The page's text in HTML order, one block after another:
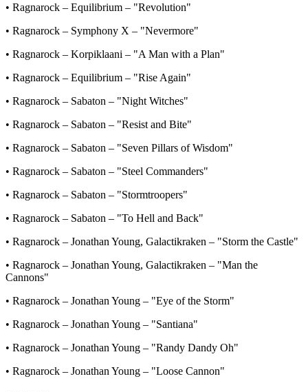
• Ragnarock – Equilibrium – "Revolution"
• Ragnarock – Symphony X – "Nevermore"
• Ragnarock – Korpiklaani – "A Man with a Plan"
• Ragnarock – Equilibrium – "Rise Again"
• Ragnarock – Sabaton – "Night Witches"
• Ragnarock – Sabaton – "Resist and Bite"
• Ragnarock – Sabaton – "Seven Pillars of Wisdom"
• Ragnarock – Sabaton – "Steel Commanders"
• Ragnarock – Sabaton – "Stormtroopers"
• Ragnarock – Sabaton – "To Hell and Back"
• Ragnarock – Jonathan Young, Galactikraken – "Storm the Castle"
• Ragnarock – Jonathan Young, Galactikraken – "Man the
Cannons"
• Ragnarock – Jonathan Young – "Eye of the Storm"
• Ragnarock – Jonathan Young – "Santiana"
• Ragnarock – Jonathan Young – "Randy Dandy Oh"
• Ragnarock – Jonathan Young – "Loose Cannon"